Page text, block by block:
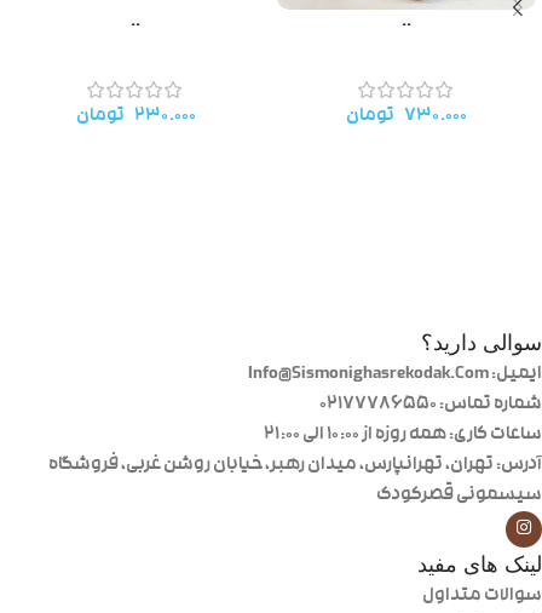
..
۷۳۰.۰۰۰ تومان
..
۲۳۰.۰۰۰ تومان
سوالی دارید؟
ایمیل: Info@Sismonighasrekodak.Com
شماره تماس: 02177786550
ساعات کاری: همه روزه از ۱۰:۰۰ الی ۲۱:۰۰
آدرس: تهران، تهرانپارس، میدان رهبر، خیابان روشن غربی، فروشگاه
سیسمونی قصرکودک
لینک های مفید
سوالات متداول